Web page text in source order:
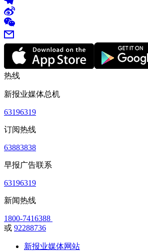
热线
新报业媒体总机
63196319
订阅热线
63883838
早报广告联系
63196319
新闻热线
1800-7416388
或 92288736
新报业媒体网站